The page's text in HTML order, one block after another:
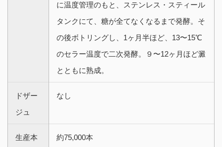
に温度管理のもと、ステンレス・スティール
タンクにて、糖が全てなくなるまで発酵。そ
の後ボトリングし、1ヶ月半ほど、13〜15℃
のセラー温度で二次発酵。９〜12ヶ月ほど澱
とともに熟成。
ドザー
ジュ
なし
生産本 約75,000本